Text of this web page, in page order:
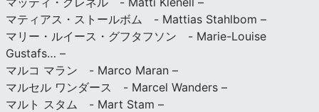
マティアス・ストールボム - Mattias Stahlbom –
マリー・ルイース・グフタフソン - Marie-Louise
Gustafs… –
マルコ マラン - Marco Maran –
マルセル ワンダース - Marcel Wanders –
マルト スタム - Mart Stam –